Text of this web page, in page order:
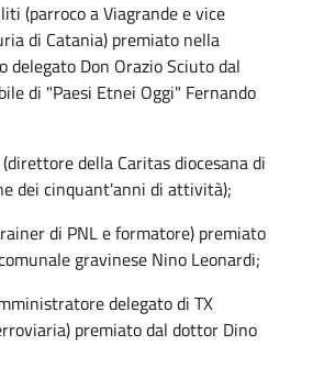
(parroco a Viagrande e vice
di Catania) premiato nella
delegato Don Orazio Sciuto dal
di "Paesi Etnei Oggi" Fernando
della Caritas diocesana di
dei cinquant'anni di attività);
di PNL e formatore) premiato
gravinese Nino Leonardi;
delegato di TX
premiato dal dottor Dino